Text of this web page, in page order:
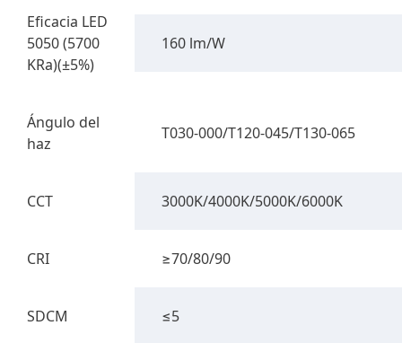
Eficacia LED
5050 (5700
KRa)(±5%)
160 lm/W
Ángulo del
haz
T030-000/T120-045/T130-065
CCT 3000K/4000K/5000K/6000K
CRI ≥70/80/90
SDCM ≤5